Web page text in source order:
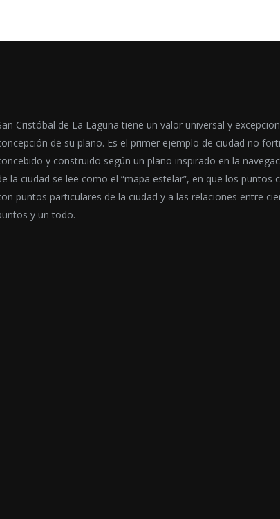
Cristóbal de La Laguna tiene un valor universal y
de su plano. Es el primer ejemplo de ciudad no
y construido según un plano inspirado en la
la ciudad se lee como el “mapa estelar”, en que los puntos
puntos particulares de la ciudad y a las relaciones entre
y un todo.